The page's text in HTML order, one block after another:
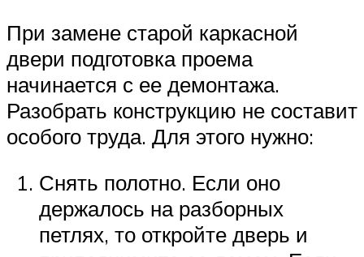
При замене старой каркасной
двери подготовка проема
начинается с ее демонтажа.
Разобрать конструкцию не составит
особого труда. Для этого нужно:
Снять полотно. Если оно
держалось на разборных
петлях, то откройте дверь и